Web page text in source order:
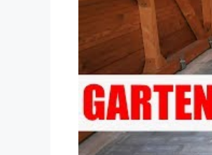
Dieses Video auf